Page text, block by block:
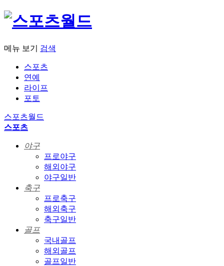
메뉴 보기 검색
스포츠
연예
라이프
포토
스포츠월드
스포츠
야구
프로야구
해외야구
야구일반
축구
프로축구
해외축구
축구일반
골프
국내골프
해외골프
골프일반